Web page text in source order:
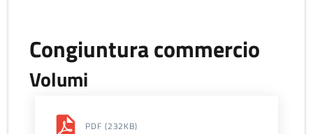
Congiuntura commercio
Volumi
PDF (232KB)